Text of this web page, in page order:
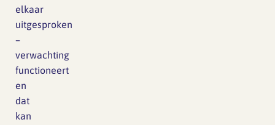
elkaar
uitgesproken
–
verwachting
functioneert
en
dat
kan